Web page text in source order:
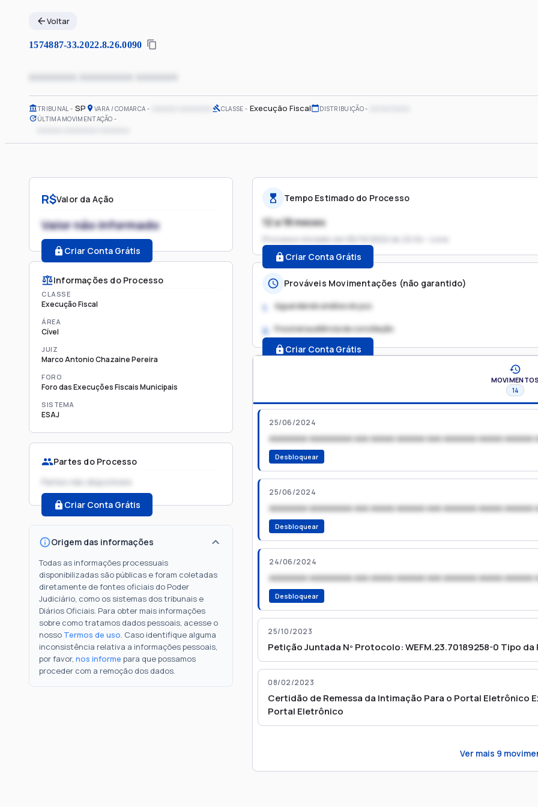
Voltar
1574887-33.2022.8.26.0090
xxxxxxxx xxxxxxxxx xxxxxxx
TRIBUNAL SP VARA / COMARCA CLASSE Execução Fiscal DISTRIBUIÇÃO
ÚLTIMA MOVIMENTAÇÃO
R$Valor da Ação
Valor não informado
Criar Conta Grátis
Informações do Processo
CLASSE
Execução Fiscal
ÁREA
Cível
JUIZ
Marco Antonio Chazaine Pereira
FORO
Foro das Execuções Fiscais Municipais
SISTEMA
ESAJ
Partes do Processo
Partes não disponíveis
Criar Conta Grátis
Origem das informações
Todas as informações processuais
disponibilizadas são públicas e foram coletadas
diretamente de fontes oficiais do Poder
Judiciário, como os sistemas dos tribunais e
Diários Oficiais. Para obter mais informações
sobre como tratamos dados pessoais, acesse o
nosso Termos de uso. Caso identifique alguma
inconsistência relativa a informações pessoais,
por favor, nos informe para que possamos
proceder com a remoção dos dados.
Tempo Estimado do Processo
12 a 18 meses
Processo iniciado em 05/10/2022 às 22:04 - Livre
Criar Conta Grátis
Prováveis Movimentações (não garantido)
1. Aguardando análise do juiz
2. Possível audiência de conciliação
Criar Conta Grátis
MOVIMENTOS
14
25/06/2024
xxxxxxxx xxxxxxxxx xxx xxxxx xxxxxx xxx xxxxxxx xxxxx xxxxxx
Desbloquear
25/06/2024
xxxxxxxx xxxxxxxxx xxx xxxxx xxxxxx xxx xxxxxxx xxxxx xxxxxx
Desbloquear
24/06/2024
xxxxxxxx xxxxxxxxx xxx xxxxx xxxxxx xxx xxxxxxx xxxxx xxxxxx
Desbloquear
25/10/2023
Petição Juntada Nº Protocolo: WEFM.23.70189258-0 Tipo
08/02/2023
Certidão de Remessa da Intimação Para o Portal Eletrônico
Portal Eletrônico
Ver mais 9